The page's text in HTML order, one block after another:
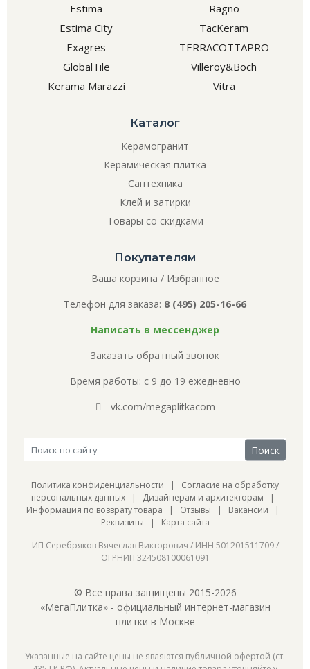
Estima
Estima City
Exagres
GlobalTile
Kerama Marazzi
Ragno
TacKeram
TERRACOTTAPRO
Villeroy&Boch
Vitra
Каталог
Керамогранит
Керамическая плитка
Сантехника
Клей и затирки
Товары со скидками
Покупателям
Ваша корзина / Избранное
Телефон для заказа: 8 (495) 205-16-66
Написать в мессенджер
Заказать обратный звонок
Время работы: с 9 до 19 ежедневно
vk.com/megaplitkacom
Политика конфиденциальности | Согласие на обработку
персональных данных | Дизайнерам и архитекторам |
Информация по возврату товара | Отзывы | Вакансии |
Реквизиты | Карта сайта
ИП Серебряков Вячеслав Викторович / ИНН 501201511709 /
ОГРНИП 324508100061091
© Все права защищены 2015-2026
«МегаПлитка» - официальный интернет-магазин
плитки в Москве
Указанные на сайте цены не являются публичной офертой (ст.